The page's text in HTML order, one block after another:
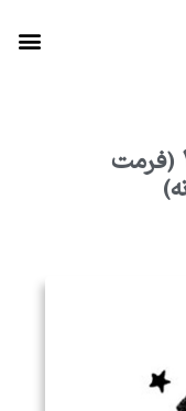
بایگانی خرداد 9, 1399 (فرمت